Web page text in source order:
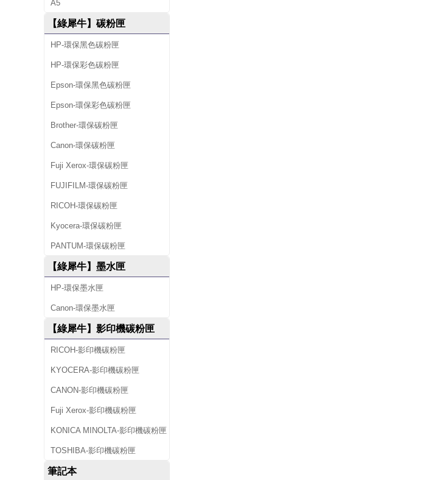
A5
【綠犀牛】碳粉匣
HP-環保黑色碳粉匣
HP-環保彩色碳粉匣
Epson-環保黑色碳粉匣
Epson-環保彩色碳粉匣
Brother-環保碳粉匣
Canon-環保碳粉匣
Fuji Xerox-環保碳粉匣
FUJIFILM-環保碳粉匣
RICOH-環保碳粉匣
Kyocera-環保碳粉匣
PANTUM-環保碳粉匣
【綠犀牛】墨水匣
HP-環保墨水匣
Canon-環保墨水匣
【綠犀牛】影印機碳粉匣
RICOH-影印機碳粉匣
KYOCERA-影印機碳粉匣
CANON-影印機碳粉匣
Fuji Xerox-影印機碳粉匣
KONICA MINOLTA-影印機碳粉匣
TOSHIBA-影印機碳粉匣
筆記本